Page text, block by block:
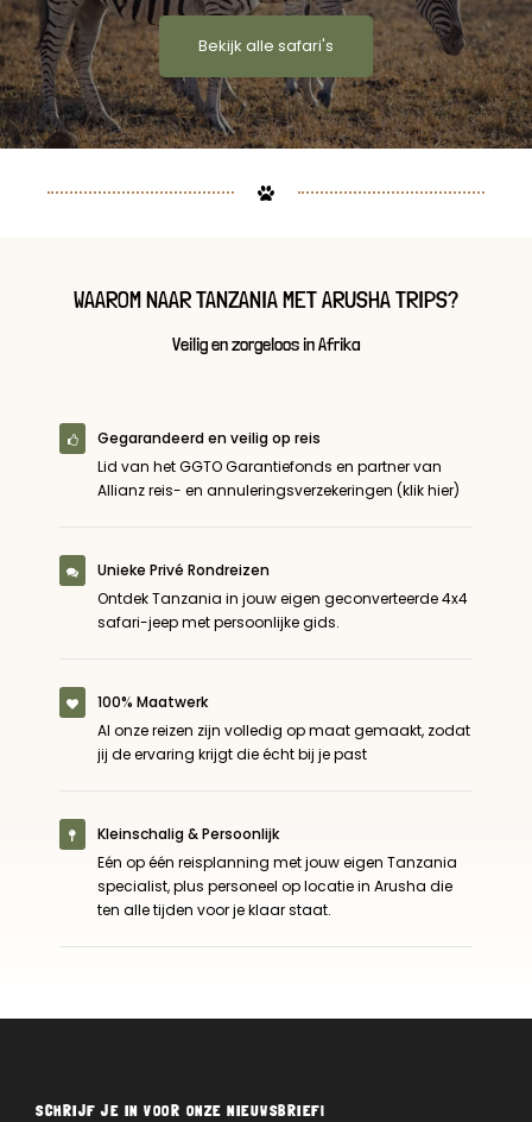
Bekijk alle safari's
WAAROM NAAR TANZANIA MET ARUSHA TRIPS?
Veilig en zorgeloos in Afrika
Gegarandeerd en veilig op reis
Lid van het GGTO Garantiefonds en partner van
Allianz reis- en annuleringsverzekeringen (klik hier)
Unieke Privé Rondreizen
Ontdek Tanzania in jouw eigen geconverteerde 4x4
safari-jeep met persoonlijke gids.
100% Maatwerk
Al onze reizen zijn volledig op maat gemaakt, zodat
jij de ervaring krijgt die écht bij je past
Kleinschalig & Persoonlijk
Eén op één reisplanning met jouw eigen Tanzania
specialist, plus personeel op locatie in Arusha die
ten alle tijden voor je klaar staat.
SCHRIJF JE IN VOOR ONZE NIEUWSBRIEF!